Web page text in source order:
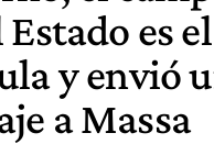
es
y envió
a Massa